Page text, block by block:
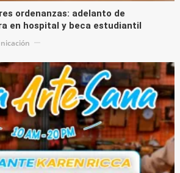
ordenanzas: adelanto de
en hospital y beca estudiantil